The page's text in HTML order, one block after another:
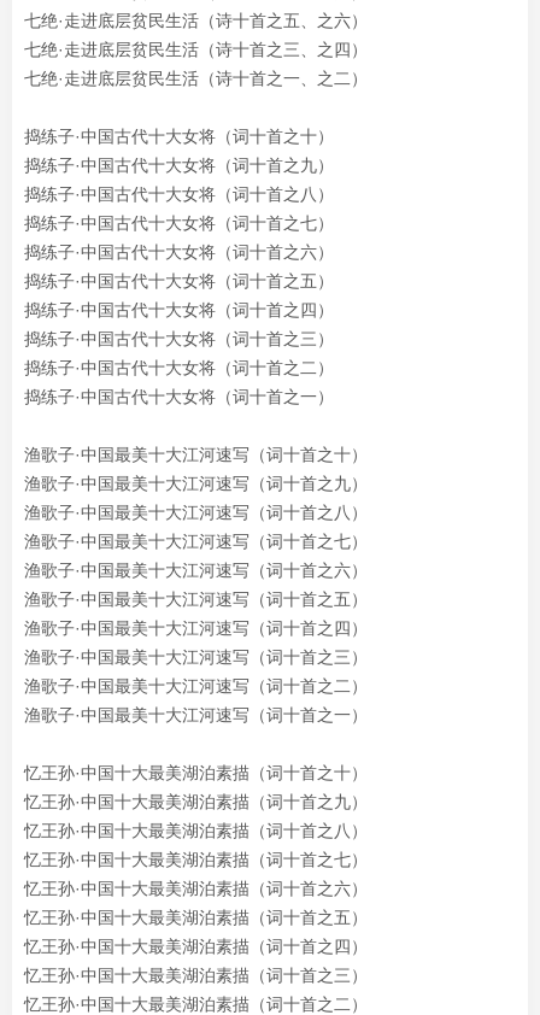
七绝·走进底层贫民生活（诗十首之五、之六）
七绝·走进底层贫民生活（诗十首之三、之四）
七绝·走进底层贫民生活（诗十首之一、之二）
捣练子·中国古代十大女将（词十首之十）
捣练子·中国古代十大女将（词十首之九）
捣练子·中国古代十大女将（词十首之八）
捣练子·中国古代十大女将（词十首之七）
捣练子·中国古代十大女将（词十首之六）
捣练子·中国古代十大女将（词十首之五）
捣练子·中国古代十大女将（词十首之四）
捣练子·中国古代十大女将（词十首之三）
捣练子·中国古代十大女将（词十首之二）
捣练子·中国古代十大女将（词十首之一）
渔歌子·中国最美十大江河速写（词十首之十）
渔歌子·中国最美十大江河速写（词十首之九）
渔歌子·中国最美十大江河速写（词十首之八 ）
渔歌子·中国最美十大江河速写（词十首之七）
渔歌子·中国最美十大江河速写（词十首之六）
渔歌子·中国最美十大江河速写（词十首之五）
渔歌子·中国最美十大江河速写（词十首之四）
渔歌子·中国最美十大江河速写（词十首之三）
渔歌子·中国最美十大江河速写（词十首之二）
渔歌子·中国最美十大江河速写（词十首之一）
忆王孙·中国十大最美湖泊素描（词十首之十）
忆王孙·中国十大最美湖泊素描（词十首之九）
忆王孙·中国十大最美湖泊素描（词十首之八）
忆王孙·中国十大最美湖泊素描（词十首之七）
忆王孙·中国十大最美湖泊素描（词十首之六）
忆王孙·中国十大最美湖泊素描（词十首之五）
忆王孙·中国十大最美湖泊素描（词十首之四）
忆王孙·中国十大最美湖泊素描（词十首之三）
忆王孙·中国十大最美湖泊素描（词十首之二）